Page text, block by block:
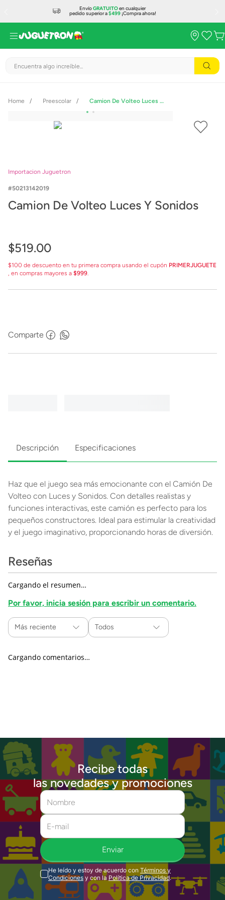
EnvíoGRATUITOen cualquier
pedido superior a$499¡Compra ahora!
Encuentra algo increíble...
Preescolar Camion De Volteo Luces Y Sonidos
Importacion Juguetron
50213142019
Camion De Volteo Luces Y Sonidos
$519.00
$100 de descuento en tu primera compra usando el cupón PRIMERJUGUETE
, en compras mayores a $999.
Comparte
Descripción Especificaciones
Haz que el juego sea más emocionante con el Camión De
Volteo con Luces y Sonidos. Con detalles realistas y
funciones interactivas, este camión es perfecto para los
pequeños constructores. Ideal para estimular la creatividad
y el juego imaginativo, proporcionando horas de diversión.
Reseñas
Cargando el resumen…
Por favor, inicia sesión para escribir un comentario.
Más reciente Todos
Cargando comentarios…
Recibe todas
las novedades y promociones
Enviar
He leído y estoy de acuerdo con Términos y
Condiciones y con la Política de Privacidad.